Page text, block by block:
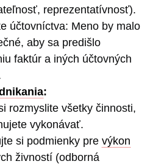
reprezentatívnosť).
účtovníctva: Meno by malo
aby sa predišlo
faktúr a iných účtovných
:
rozmyslite všetky činnosti,
vykonávať.
si podmienky pre výkon
živností (odborná